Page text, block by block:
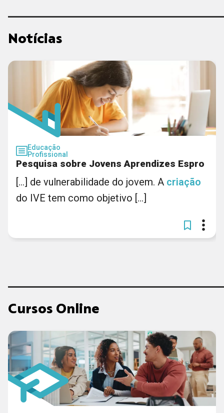
Notícias
Educação
Profissional
Pesquisa sobre Jovens Aprendizes Espro
[...] de vulnerabilidade do jovem. A criação
do IVE tem como objetivo [...]
Cursos Online